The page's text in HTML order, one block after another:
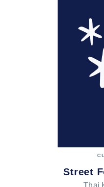
Street
Thai